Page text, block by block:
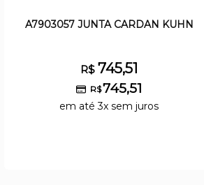
A7903057 JUNTA CARDAN KUHN
R$745,51
R$745,51
em até 3x sem juros